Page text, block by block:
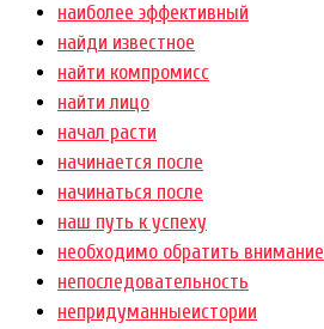
наиболее эффективный
найди известное
найти компромисс
найти лицо
начал расти
начинается после
начинаться после
наш путь к успеху
необходимо обратить внимание
непоследовательность
непридуманныеистории